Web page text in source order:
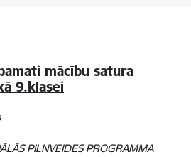
mācību satura
9.klasei
PILNVEIDES PROGRAMMA